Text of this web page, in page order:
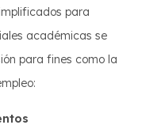
para
académicas se
para fines como la